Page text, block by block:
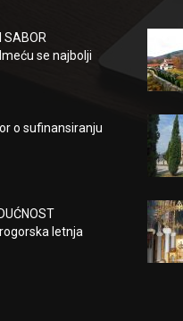
SABOR
se najbolji
o sufinansiranju
letnja